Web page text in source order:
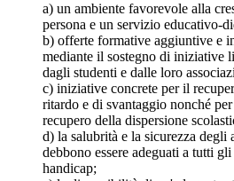
a) un ambiente favorevole alla
persona e un servizio educativo-
b) offerte formative aggiuntive e
mediante il sostegno di iniziative
dagli studenti e dalle loro
c) iniziative concrete per il
ritardo e di svantaggio nonché
recupero della dispersione
d) la salubrità e la sicurezza degli
debbono essere adeguati a tutti
handicap;